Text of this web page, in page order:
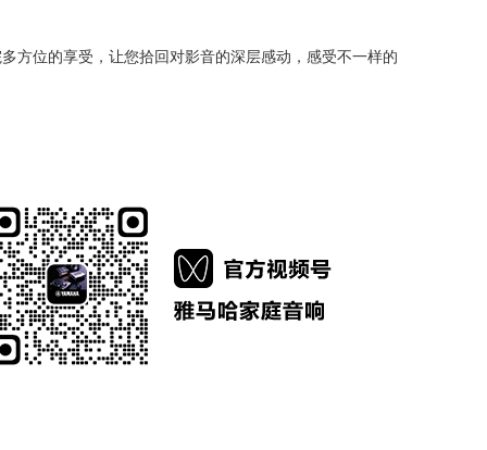
方位的享受，让您拾回对影音的深层感动，感受不一样的